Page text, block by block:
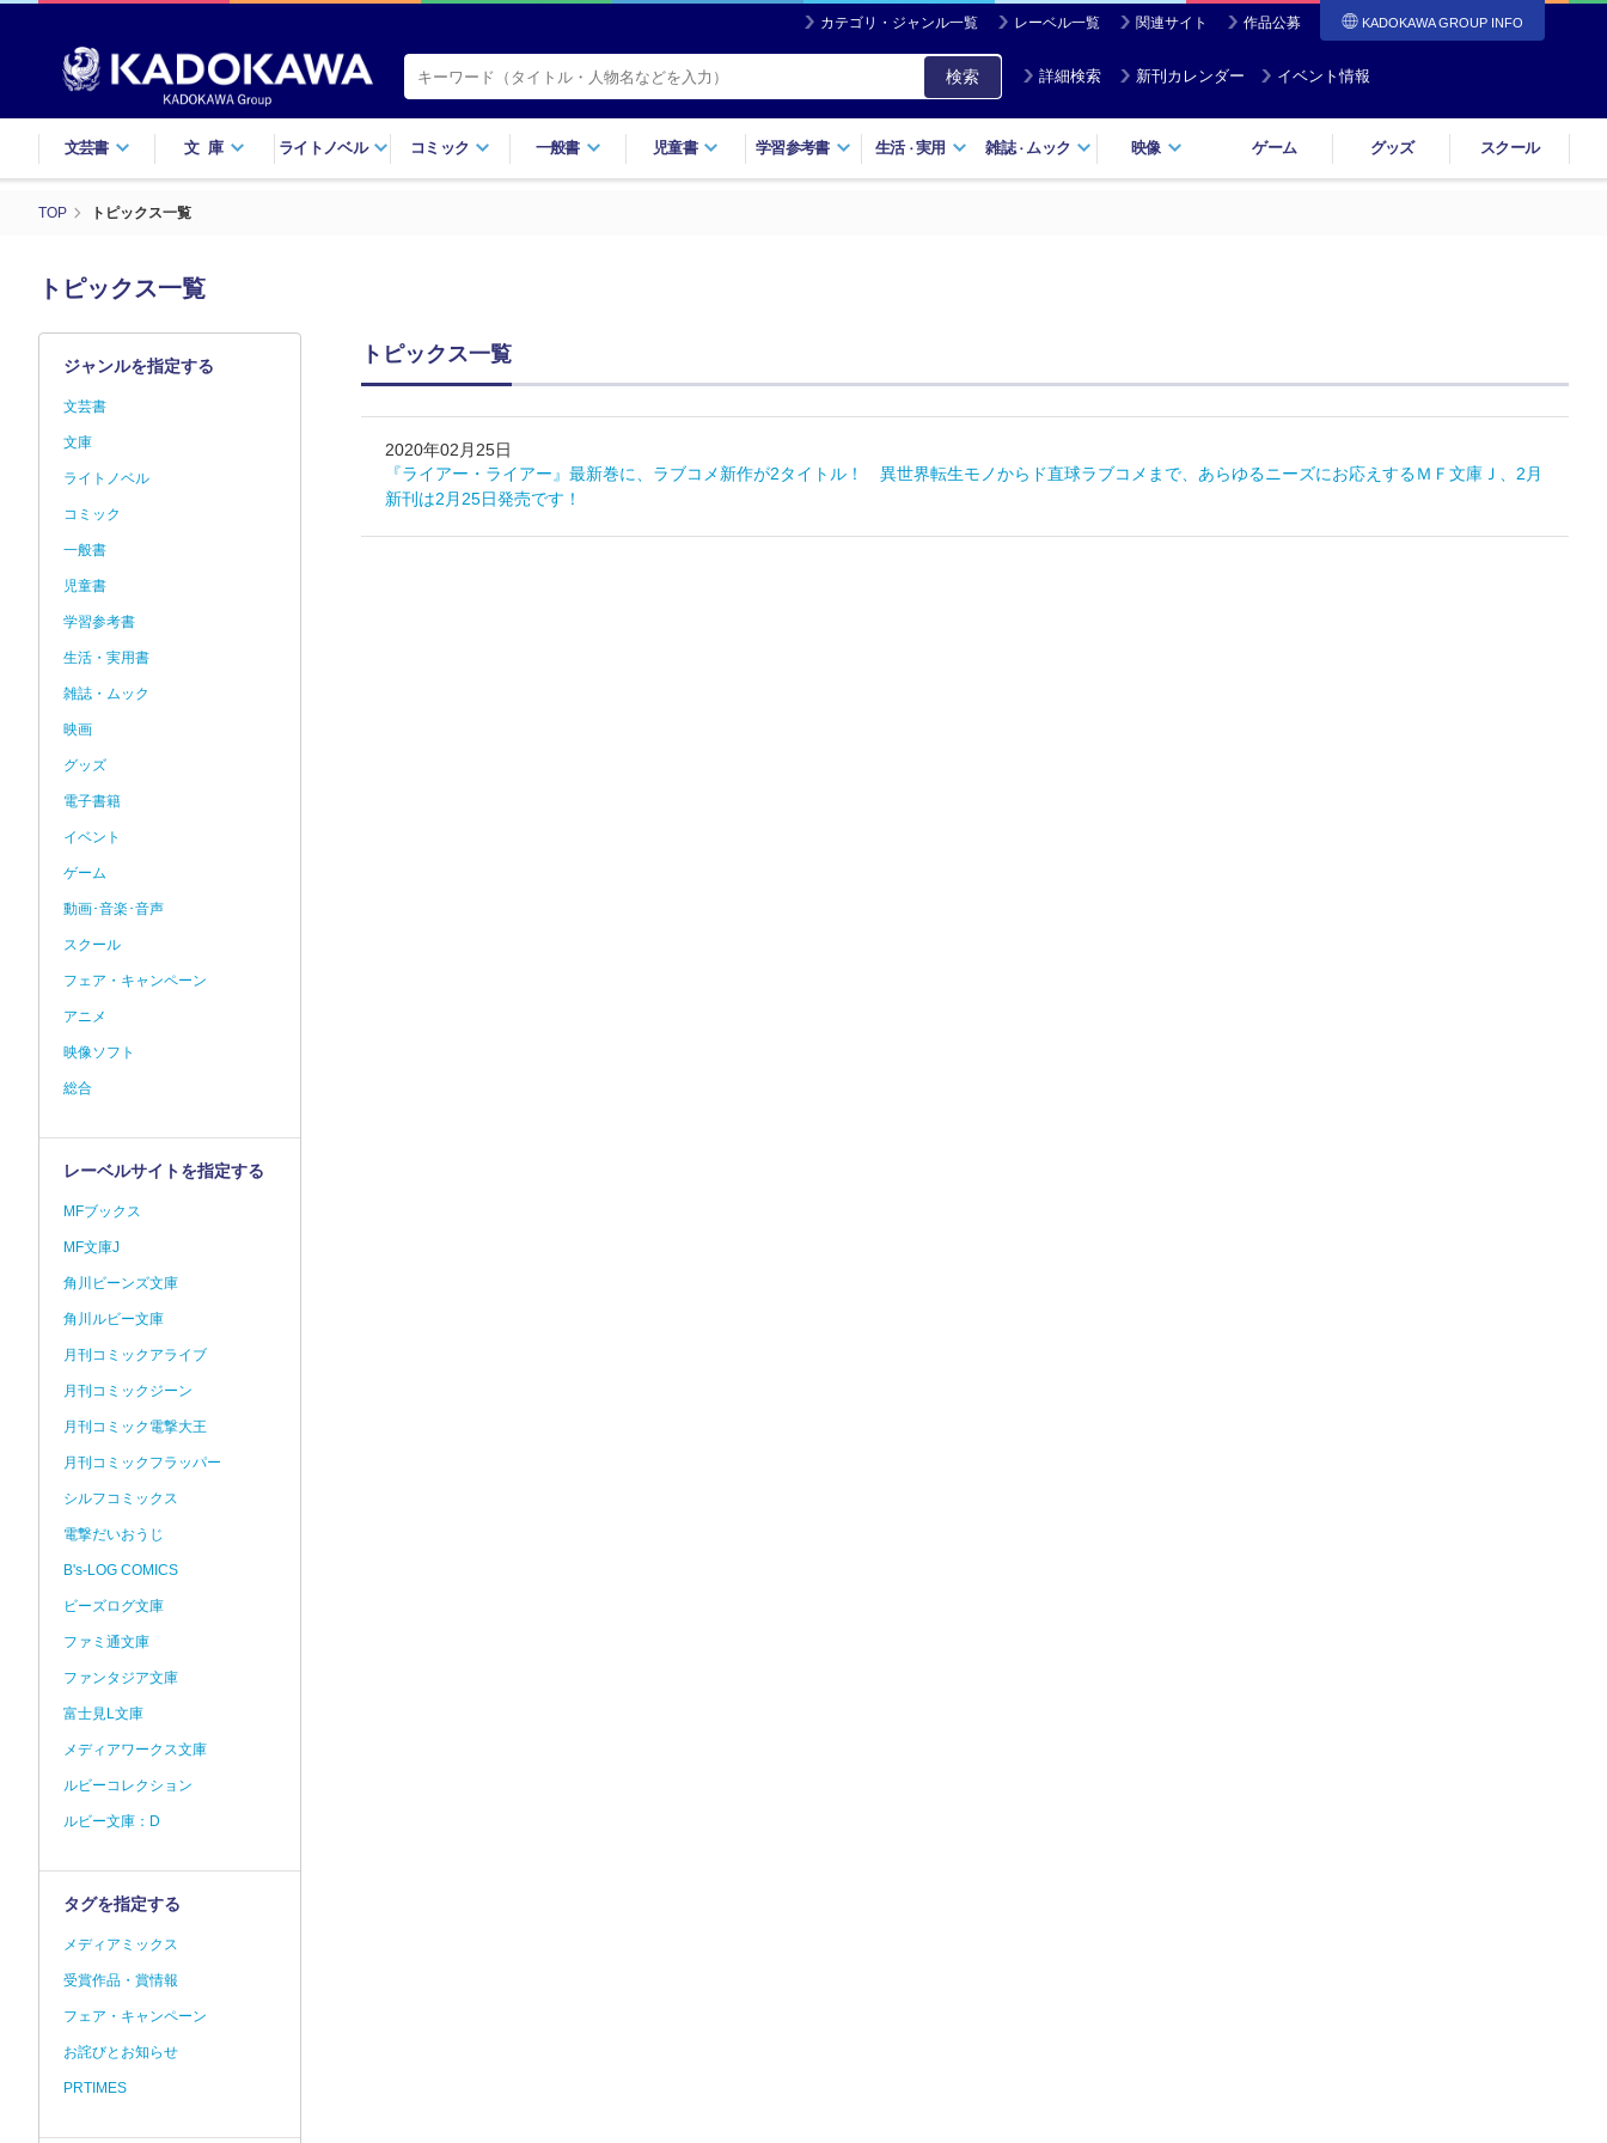
カテゴリ・ジャンル一覧 レーベル一覧 関連サイト 作品公募 KADOKAWA GROUP INFO
検索 詳細検索 新刊カレンダー イベント情報
文芸書 文庫 ライトノベル コミック 一般書 児童書 学習参考書 生活・実用 雑誌・ ムック 映像 ゲーム グッズ スクール
TOP トピックス一覧
トピックス一覧
トピックス一覧
2020年02月25日
『ライアー・ライアー』最新巻に、ラブコメ新作が2タイトル！ 異世界転生モノからド直球ラブコメまで、あらゆるニーズにお応えするＭＦ文庫Ｊ、2月
新刊は2月25日発売です！
ジャンルを指定する
文芸書
文庫
ライトノベル
コミック
一般書
児童書
学習参考書
生活・実用書
雑誌・ムック
映画
グッズ
電子書籍
イベント
ゲーム
動画･音楽･音声
スクール
フェア・キャンペーン
アニメ
映像ソフト
総合
レーベルサイトを指定する
MFブックス
MF文庫J
角川ビーンズ文庫
角川ルビー文庫
月刊コミックアライブ
月刊コミックジーン
月刊コミック電撃大王
月刊コミックフラッパー
シルフコミックス
電撃だいおうじ
B's-LOG COMICS
ビーズログ文庫
ファミ通文庫
ファンタジア文庫
富士見L文庫
メディアワークス文庫
ルビーコレクション
ルビー文庫：D
タグを指定する
メディアミックス
受賞作品・賞情報
フェア・キャンペーン
お詫びとお知らせ
PRTIMES